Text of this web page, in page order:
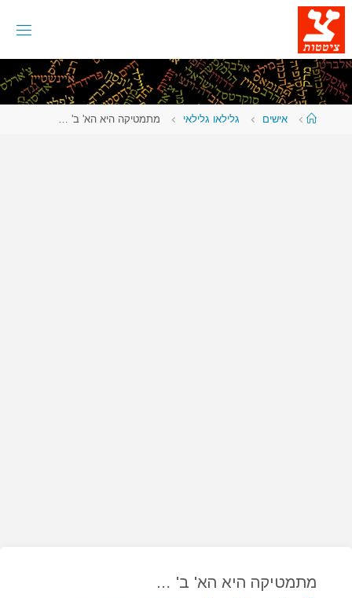
דלגו
לתוכן
עמודאישים גלילאו גלילאי מתמטיקה היא הא' ב' …
מתמטיקה היא הא' ב' …